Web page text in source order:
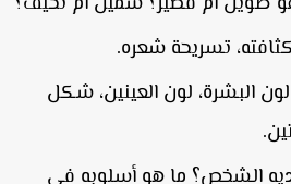
تسريحة شعره.
لون العينين، شكل
الشخص؟ ما هو أسلوبه في